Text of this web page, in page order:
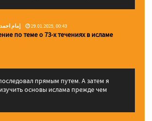
إمام 29.01.2025, 00:43
по теме о 73-х течениях в исламе
прямым путем. А затем я
основы ислама прежде чем